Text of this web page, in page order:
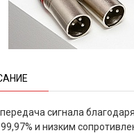
сигнала
и низким